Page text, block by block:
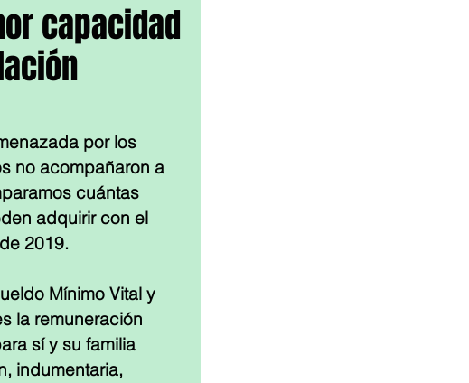
capacidad
por los
no acompañaron a
cuántas
adquirir con el
2019.
Mínimo Vital y
la remuneración
sí y su familia
indumentaria,